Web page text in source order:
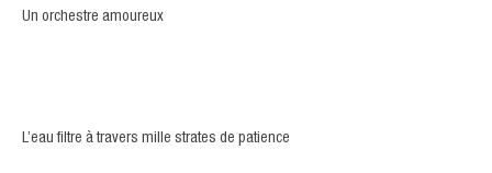
Un orchestre amoureux
L’eau filtre à travers mille strates de patience